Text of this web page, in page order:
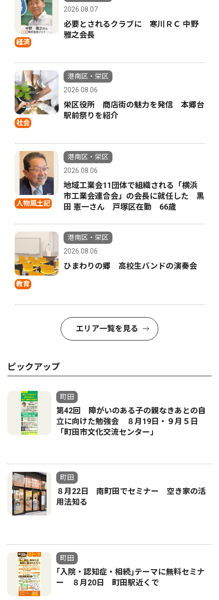
経済
2026.08.07
必要とされるクラブに 寒川ＲＣ 中野
雅之会長
社会
港南区・栄区
2026.08.06
栄区役所 商店街の魅力を発信 本郷台
駅前祭りを紹介
人物風土記
港南区・栄区
2026.08.06
地域工業会11団体で組織される「横浜
市工業会連合会」の会長に就任した 黒
田 憲一さん 戸塚区在勤 66歳
教育
港南区・栄区
2026.08.06
ひまわりの郷 高校生バンドの演奏会
エリア一覧を見る
ピックアップ
町田
第42回 障がいのある子の親なきあとの自
立に向けた勉強会 ８月19日・９月５日
「町田市文化交流センター」
町田
８月22日 南町田でセミナー 空き家の活
用法知る
町田
｢入院・認知症・相続｣テーマに無料セミナ
ー ８月20日 町田駅近くで